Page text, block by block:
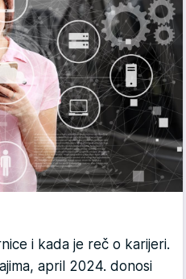
i kada je reč o karijeri.
april 2024. donosi